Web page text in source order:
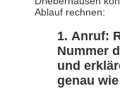
Ablauf rechnen:
Anruf:
Nummer
und
genau